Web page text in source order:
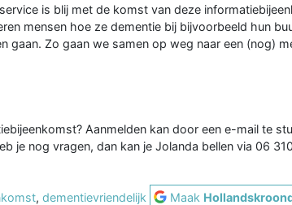
is blij met de komst van deze
mensen hoe ze dementie bij bijvoorbeeld hun
gaan. Zo gaan we samen op weg naar een (nog)
Aanmelden kan door een e-mail te
je nog vragen, dan kan je Jolanda bellen via 06
, dementievriendelijk Maak